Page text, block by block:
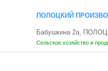
ПОЛОЦКИЙ
Бабушкина 2а,
Сельское хозяйство и